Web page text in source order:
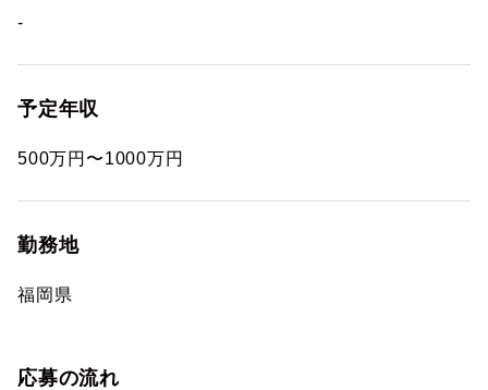
-
予定年収
500万円〜1000万円
勤務地
福岡県
応募の流れ